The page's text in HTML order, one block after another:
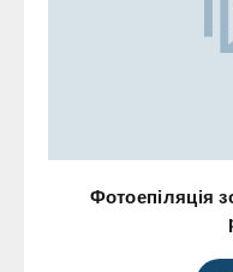
Фотоепіляція